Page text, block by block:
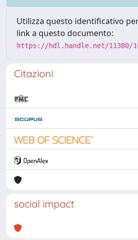
Utilizza questo identificativo
link a questo documento:
https://hdl.handle.net/11380/
Citazioni
social impact